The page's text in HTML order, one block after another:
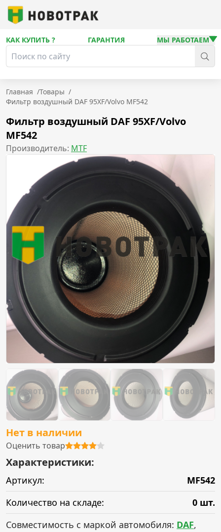
КАК КУПИТЬ ? ГАРАНТИЯ МЫ РАБОТАЕМ
Главная /Товары /
Фильтр воздушный DAF 95XF/Volvo MF542
Фильтр воздушный DAF 95XF/Volvo
MF542
Производитель: MTF
Нет в наличии
Оценить товар
Характеристики:
Артикул:
MF542
Количество на складе:
0 шт.
Совместимость с маркой автомобиля: DAF,